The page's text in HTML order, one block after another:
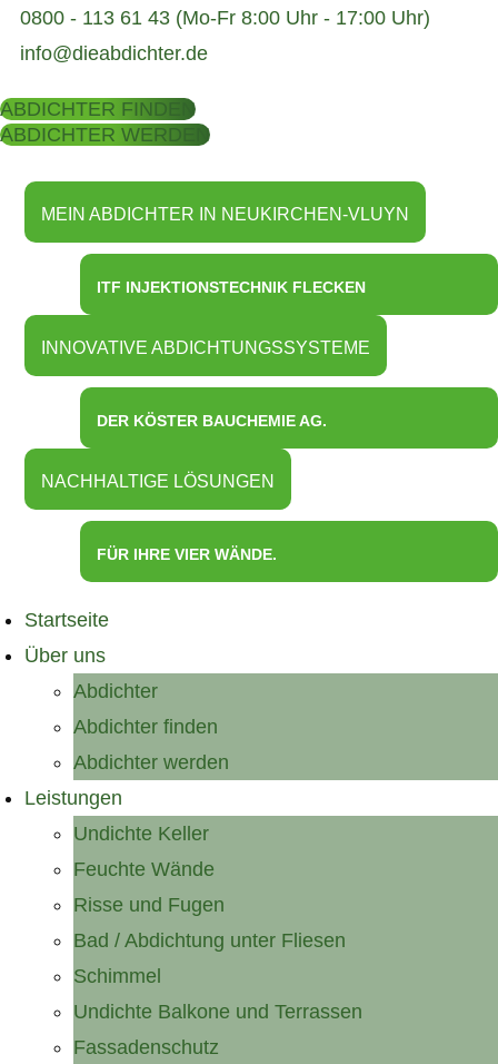
0800 - 113 61 43 (Mo-Fr 8:00 Uhr - 17:00 Uhr)
info@dieabdichter.de
ABDICHTER FINDEN
ABDICHTER WERDEN
MEIN ABDICHTER IN NEUKIRCHEN-VLUYN
ITF INJEKTIONSTECHNIK FLECKEN
INNOVATIVE ABDICHTUNGSSYSTEME
DER KÖSTER BAUCHEMIE AG.
NACHHALTIGE LÖSUNGEN
FÜR IHRE VIER WÄNDE.
Startseite
Über uns
Abdichter
Abdichter finden
Abdichter werden
Leistungen
Undichte Keller
Feuchte Wände
Risse und Fugen
Bad / Abdichtung unter Fliesen
Schimmel
Undichte Balkone und Terrassen
Fassadenschutz